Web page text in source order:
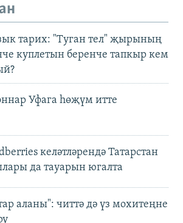
тарих: "Туган тел" җырының
куплетын беренче тапкыр кем
Уфага һөҗүм итте
келәтләрендә Татарстан
да тауарын югалта
аланы": читтә дә үз мохитеңне